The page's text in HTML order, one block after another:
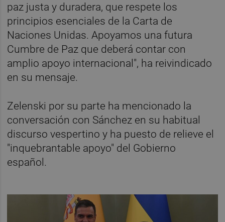
paz justa y duradera, que respete los
principios esenciales de la Carta de
Naciones Unidas. Apoyamos una futura
Cumbre de Paz que deberá contar con
amplio apoyo internacional", ha reivindicado
en su mensaje.
Zelenski por su parte ha mencionado la
conversación con Sánchez en su habitual
discurso vespertino y ha puesto de relieve el
"inquebrantable apoyo" del Gobierno
español.